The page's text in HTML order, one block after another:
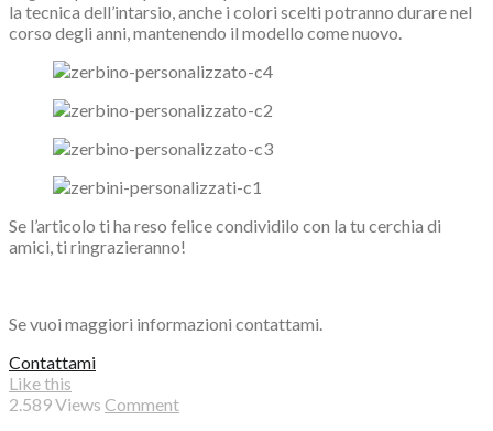
la tecnica dell’intarsio, anche i colori scelti potranno durare nel
corso degli anni, mantenendo il modello come nuovo.
Se l’articolo ti ha reso felice condividilo con la tu cerchia di
amici, ti ringrazieranno!
Se vuoi maggiori informazioni contattami.
Contattami
Like this
2.589Views Comment